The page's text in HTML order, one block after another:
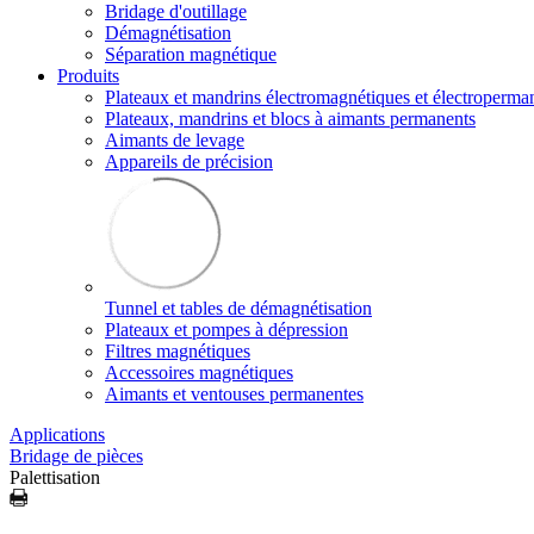
Bridage d'outillage
Démagnétisation
Séparation magnétique
Produits
Plateaux et mandrins électromagnétiques et
Plateaux, mandrins et blocs à aimants permanents
Aimants de levage
Appareils de précision
Tunnel et tables de démagnétisation
Plateaux et pompes à dépression
Filtres magnétiques
Accessoires magnétiques
Aimants et ventouses permanentes
Applications
Bridage de pièces
Palettisation